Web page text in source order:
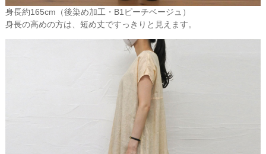
身長約165cm（後染め加工・B1ピーチベージュ）
身長の高めの方は、短め丈ですっきりと見えます。